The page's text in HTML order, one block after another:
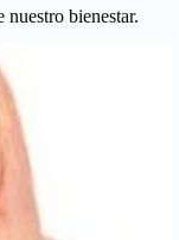
bienestar.